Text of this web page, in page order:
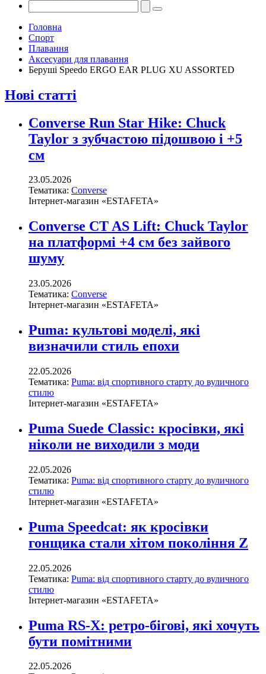
Головна
Спорт
Плавання
Аксесуари для плавання
Беруші Speedo ERGO EAR PLUG XU ASSORTED
Нові статті
Converse Run Star Hike: Chuck
Taylor з зубчастою підошвою і +5
см
23.05.2026
Тематика: Converse
Інтернет-магазин «ESTAFETA»
Converse CT AS Lift: Chuck Taylor
на платформі +4 см без зайвого
шуму
23.05.2026
Тематика: Converse
Інтернет-магазин «ESTAFETA»
Puma: культові моделі, які
визначили стиль епохи
22.05.2026
Тематика: Puma: від спортивного старту до вуличного
стилю
Інтернет-магазин «ESTAFETA»
Puma Suede Classic: кросівки, які
ніколи не виходили з моди
22.05.2026
Тематика: Puma: від спортивного старту до вуличного
стилю
Інтернет-магазин «ESTAFETA»
Puma Speedcat: як кросівки
гонщика стали хітом покоління Z
22.05.2026
Тематика: Puma: від спортивного старту до вуличного
стилю
Інтернет-магазин «ESTAFETA»
Puma RS-X: ретро-бігові, які хочуть
бути помітними
22.05.2026